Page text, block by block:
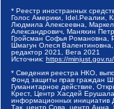
* Реестр иностранных
Голос Америки, Idel.Реалии,
Людмила Алексеевна,
Александрович, Маняхин
Гройсман Софья Романовна,
Шмагун Олеся
редактор 2021, Вега 2021
Источник: https://
* Сведения реестра НКО,
Фонд защиты прав граждан
Гуманитарное действие,
Крест, Центр Хасдей
информационных инициатив
Так, центр Сова, центр